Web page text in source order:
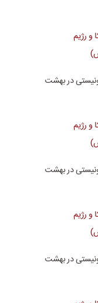
در بهشت
در بهشت
در بهشت